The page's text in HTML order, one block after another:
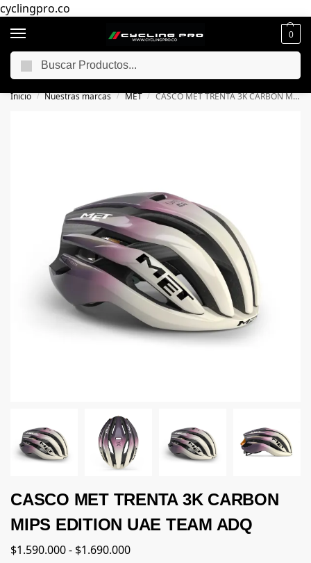
cyclingpro.co
0
🚴‍ Envío gratuito a todo Colombia por compras superiores a $250.000
Inicio / Nuestras marcas / MET / CASCO MET TRENTA 3K CARBON MIPS EDITION UAE TEAM ADQ
CASCO MET TRENTA 3K CARBON
MIPS EDITION UAE TEAM ADQ
$1.590.000- $1.690.000